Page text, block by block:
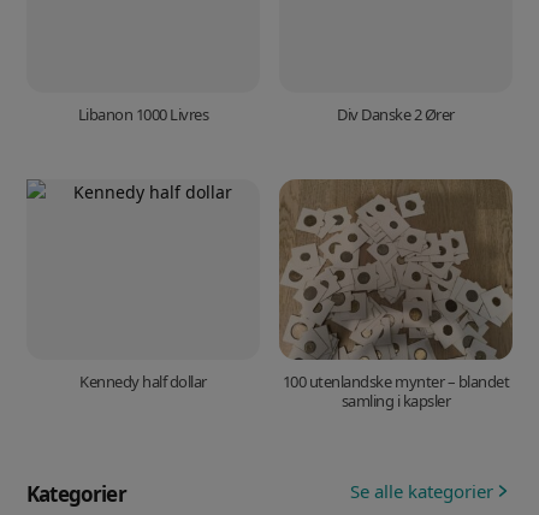
Libanon 1000 Livres Div Danske 2 Ører
Kennedy half dollar
100 utenlandske mynter – blandet
samling i kapsler
Kategorier Se alle kategorier